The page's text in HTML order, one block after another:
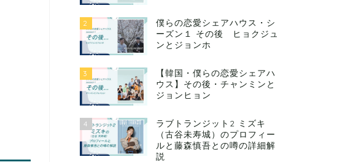
2
僕らの恋愛シェアハウス・シ
ーズン１ その後 ヒョクジュ
ンとジョンホ
3
【韓国・僕らの恋愛シェアハ
ウス】その後・チャンミンと
ジョンヒョン
4
ラブトランジット2 ミズキ
（古谷未寿城）のプロフィー
ルと藤森慎吾との噂の詳細解
説